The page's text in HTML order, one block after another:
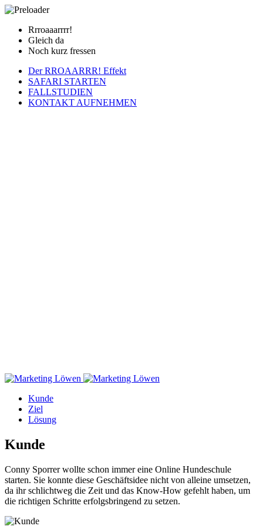
Rrroaaarrrr!
Gleich da
Noch kurz fressen
Der RROAARRR! Effekt
SAFARI STARTEN
FALLSTUDIEN
KONTAKT AUFNEHMEN
Kunde
Ziel
Lösung
Kunde
Conny Sporrer wollte schon immer eine Online Hundeschule
starten. Sie konnte diese Geschäftsidee nicht von alleine umsetzen,
da ihr schlichtweg die Zeit und das Know-How gefehlt haben, um
die richtigen Schritte erfolgsbringend zu setzen.